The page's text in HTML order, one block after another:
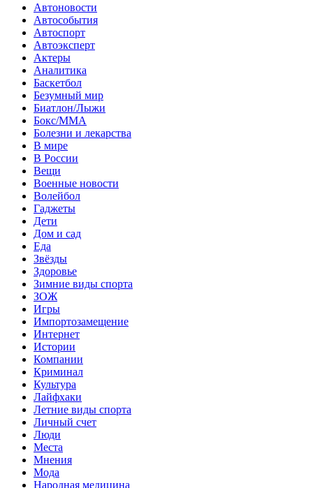
Автоновости
Автособытия
Автоспорт
Автоэксперт
Актеры
Аналитика
Баскетбол
Безумный мир
Биатлон/Лыжи
Бокс/MMA
Болезни и лекарства
В мире
В России
Вещи
Военные новости
Волейбол
Гаджеты
Дети
Дом и сад
Еда
Звёзды
Здоровье
Зимние виды спорта
ЗОЖ
Игры
Импортозамещение
Интернет
Истории
Компании
Криминал
Культура
Лайфхаки
Летние виды спорта
Личный счет
Люди
Места
Мнения
Мода
Народная медицина